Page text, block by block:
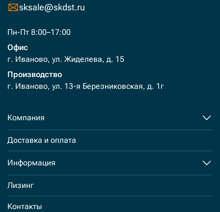
sksale@skdst.ru
Пн-Пт 8:00–17:00
Офис
г. Иваново, ул. Жиделева, д. 15
Производство
г. Иваново, ул. 13-я Березниковская, д. 1г
Компания
Доставка и оплата
Информация
Лизинг
Контакты